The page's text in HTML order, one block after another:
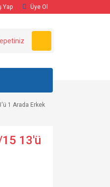
Yap Üye Ol
1 Arada Erkek
13'ü